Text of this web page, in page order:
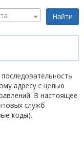
адресу с целью
В настоящее
служб
коды).